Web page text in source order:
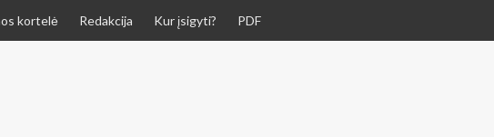
kortelė Redakcija Kur įsigyti? PDF